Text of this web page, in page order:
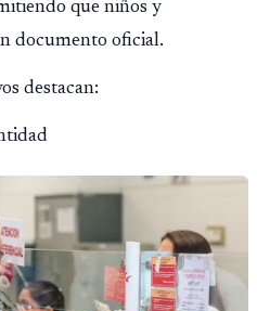
que niños y
documento oficial.
destacan: